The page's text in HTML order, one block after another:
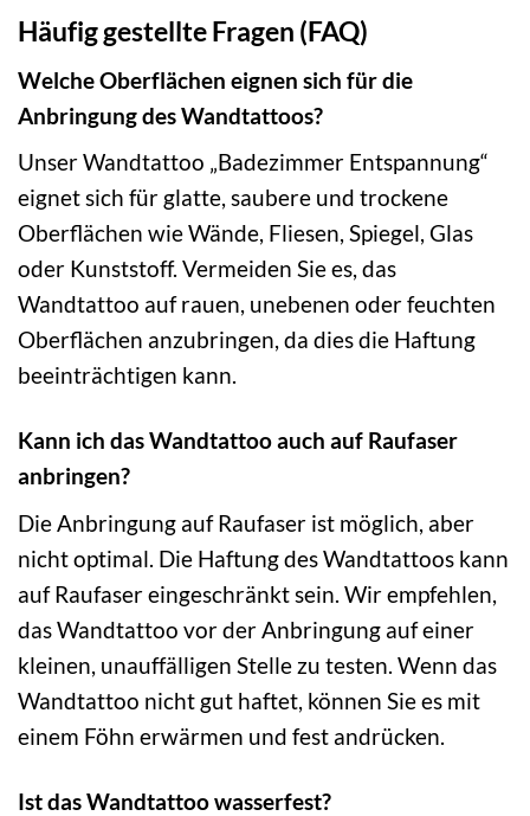
Häufig gestellte Fragen (FAQ)
Welche Oberflächen eignen sich für die
Anbringung des Wandtattoos?
Unser Wandtattoo „Badezimmer Entspannung“
eignet sich für glatte, saubere und trockene
Oberflächen wie Wände, Fliesen, Spiegel, Glas
oder Kunststoff. Vermeiden Sie es, das
Wandtattoo auf rauen, unebenen oder feuchten
Oberflächen anzubringen, da dies die Haftung
beeinträchtigen kann.
Kann ich das Wandtattoo auch auf Raufaser
anbringen?
Die Anbringung auf Raufaser ist möglich, aber
nicht optimal. Die Haftung des Wandtattoos kann
auf Raufaser eingeschränkt sein. Wir empfehlen,
das Wandtattoo vor der Anbringung auf einer
kleinen, unauffälligen Stelle zu testen. Wenn das
Wandtattoo nicht gut haftet, können Sie es mit
einem Föhn erwärmen und fest andrücken.
Ist das Wandtattoo wasserfest?